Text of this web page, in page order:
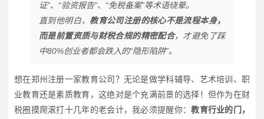
证”、“验资报告”、“免税备案”等术语绕晕。
直到他明白， 教育公司注册的核心不是流程本身，
而是前置资质与财税合规的精密配合，才避免了踩
中80%创业者都会跌入的“隐形陷阱”。
想在郑州注册一家教育公司？无论是做学科辅导、艺术培训、职
业教育还是素质教育，这绝对是个充满前景的选择！但作为在财
税圈摸爬滚打十几年的老会计，我必须提醒你：教育行业的门，